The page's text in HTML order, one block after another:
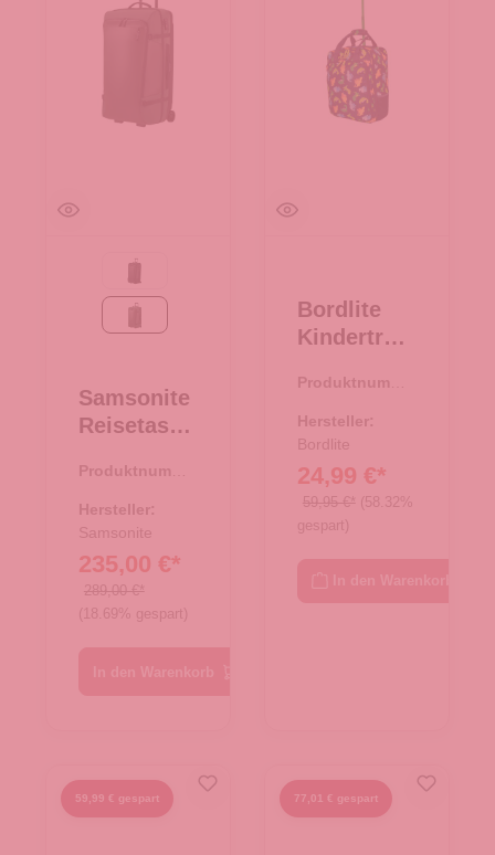
Black
Moss
Samsonite
Reisetasch
Rollen
79/29
Armox
Moss
Produktnumme
Hersteller:
Samsonite
235,00 €*
289,00 €*
(18.69% gespart)
Bordlite
Kindertroll
navy
Produktnumme
Hersteller:
Bordlite
24,99 €*
59,95 €* (58.32%
gespart)
59,99 € gespart 77,01 € gespart